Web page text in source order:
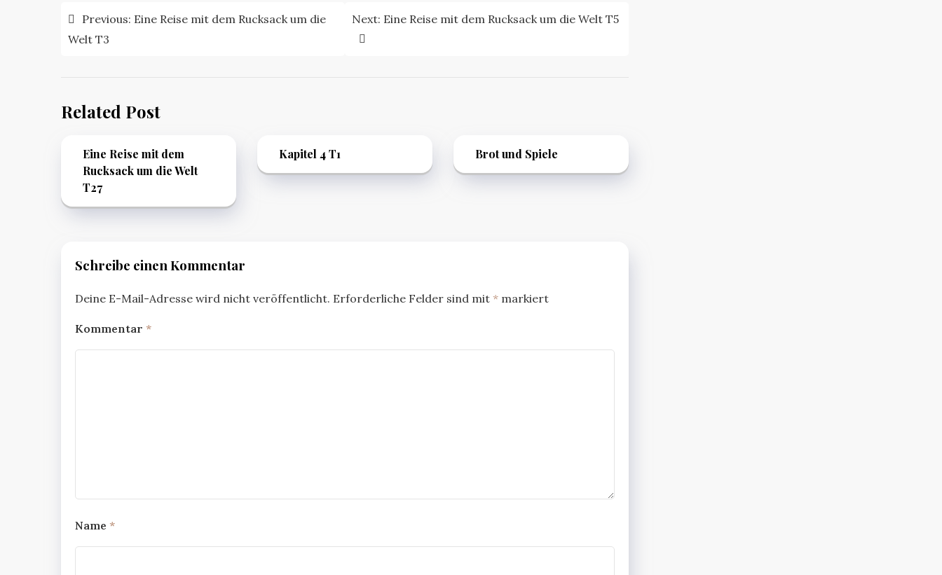
Beitragsnavigation
Previous: Eine Reise mit dem Rucksack um die
Welt T3
Next: Eine Reise mit dem Rucksack um die Welt T5
Related Post
Eine Reise mit dem
Rucksack um die Welt
T27
Kapitel 4 T1 Brot und Spiele
Schreibe einen Kommentar
Deine E-Mail-Adresse wird nicht veröffentlicht. Erforderliche Felder sind mit * markiert
Kommentar *
Name *